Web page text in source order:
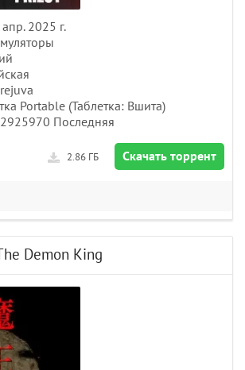
2025 г.
Portable (Таблетка: Вшита)
Последняя
Скачать торрент
2.86 ГБ
Demon King